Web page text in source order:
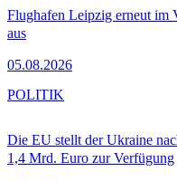
Flughafen Leipzig erneut im
aus
05.08.2026
Die EU stellt der Ukraine
1,4 Mrd. Euro zur Verfügung
POLITIK